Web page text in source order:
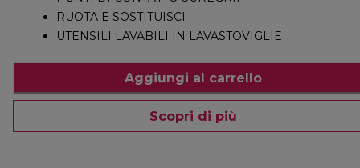
RUOTA E SOSTITUISCI
UTENSILI LAVABILI IN LAVASTOVIGLIE
Aggiungi al carrello
Scopri di più